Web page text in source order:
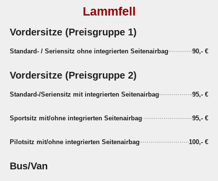
Lammfell
Vordersitze (Preisgruppe 1)
Standard- / Seriensitz ohne integrierten Seitenairbag 90,- €
Vordersitze (Preisgruppe 2)
Standard-/Seriensitz mit integrierten Seitenairbag 95,- €
Sportsitz mit/ohne integrierten Seitenairbag 95,- €
Pilotsitz mit/ohne integrierten Seitenairbag 100,- €
Bus/Van